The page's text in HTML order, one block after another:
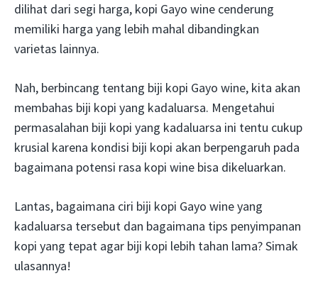
dilihat dari segi harga, kopi Gayo wine cenderung
memiliki harga yang lebih mahal dibandingkan
varietas lainnya.
Nah, berbincang tentang biji kopi Gayo wine, kita akan
membahas biji kopi yang kadaluarsa. Mengetahui
permasalahan biji kopi yang kadaluarsa ini tentu cukup
krusial karena kondisi biji kopi akan berpengaruh pada
bagaimana potensi rasa kopi wine bisa dikeluarkan.
Lantas, bagaimana ciri biji kopi Gayo wine yang
kadaluarsa tersebut dan bagaimana tips penyimpanan
kopi yang tepat agar biji kopi lebih tahan lama? Simak
ulasannya!